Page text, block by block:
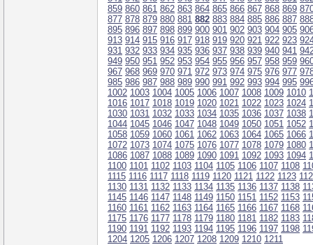
859 860 861 862 863 864 865 866 867 868 869
877 878 879 880 881 882 883 884 885 886 887
895 896 897 898 899 900 901 902 903 904 905
913 914 915 916 917 918 919 920 921 922 923
931 932 933 934 935 936 937 938 939 940 941
949 950 951 952 953 954 955 956 957 958 959
967 968 969 970 971 972 973 974 975 976 977
985 986 987 988 989 990 991 992 993 994 995
1002 1003 1004 1005 1006 1007 1008 1009 1010
1016 1017 1018 1019 1020 1021 1022 1023 1024
1030 1031 1032 1033 1034 1035 1036 1037 1038
1044 1045 1046 1047 1048 1049 1050 1051 1052
1058 1059 1060 1061 1062 1063 1064 1065 1066
1072 1073 1074 1075 1076 1077 1078 1079 1080
1086 1087 1088 1089 1090 1091 1092 1093 1094
1100 1101 1102 1103 1104 1105 1106 1107 1108
1115 1116 1117 1118 1119 1120 1121 1122 1123
1130 1131 1132 1133 1134 1135 1136 1137 1138
1145 1146 1147 1148 1149 1150 1151 1152 1153
1160 1161 1162 1163 1164 1165 1166 1167 1168
1175 1176 1177 1178 1179 1180 1181 1182 1183
1190 1191 1192 1193 1194 1195 1196 1197 1198
1204 1205 1206 1207 1208 1209 1210 1211